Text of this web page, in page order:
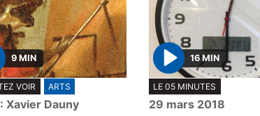
9 MIN
VOIR ARTS
Xavier Dauny
P
l
a
16 MIN
LE 05 MINUTES
29 mars 2018